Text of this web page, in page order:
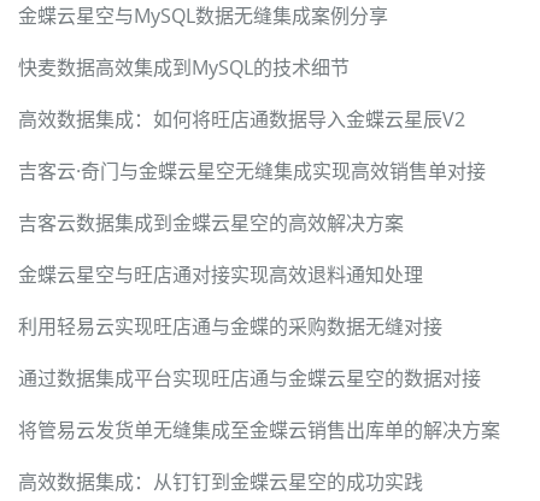
金蝶云星空与MySQL数据无缝集成案例分享
快麦数据高效集成到MySQL的技术细节
高效数据集成：如何将旺店通数据导入金蝶云星辰V2
吉客云·奇门与金蝶云星空无缝集成实现高效销售单对接
吉客云数据集成到金蝶云星空的高效解决方案
金蝶云星空与旺店通对接实现高效退料通知处理
利用轻易云实现旺店通与金蝶的采购数据无缝对接
通过数据集成平台实现旺店通与金蝶云星空的数据对接
将管易云发货单无缝集成至金蝶云销售出库单的解决方案
高效数据集成：从钉钉到金蝶云星空的成功实践